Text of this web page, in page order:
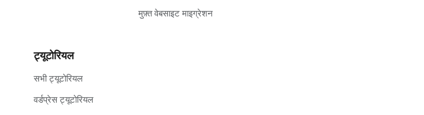
मुफ़्त वेबसाइट माइग्रेशन
ट्यूटोरियल
सभी ट्यूटोरियल
वर्डप्रेस ट्यूटोरियल